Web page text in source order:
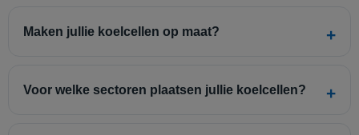
Maken jullie koelcellen op maat?
Voor welke sectoren plaatsen jullie koelcellen?